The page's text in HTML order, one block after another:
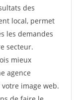
des
local, permet
les demandes
secteur.
mieux
agence
image web.